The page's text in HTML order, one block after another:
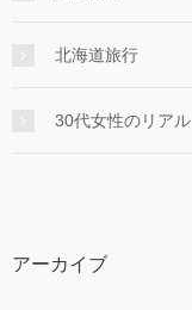
北海道旅行
30代女性のリアル
アーカイブ